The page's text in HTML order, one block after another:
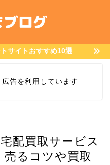
サイトおすすめ10選
告を利用しています
配買取サービス
るコツや買取